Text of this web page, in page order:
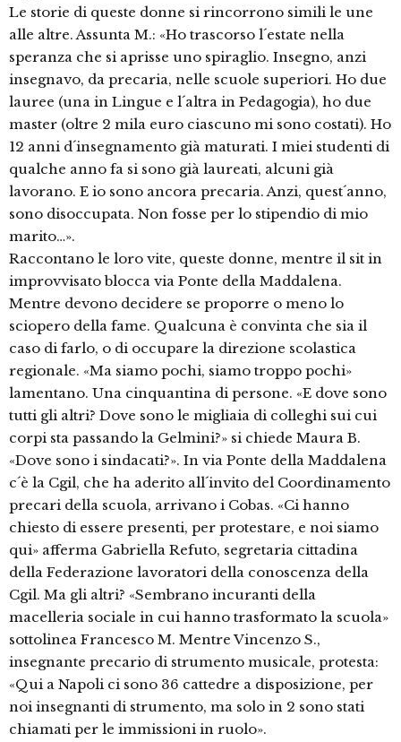
Le storie di queste donne si rincorrono simili le une
alle altre. Assunta M.: «Ho trascorso l´estate nella
speranza che si aprisse uno spiraglio. Insegno, anzi
insegnavo, da precaria, nelle scuole superiori. Ho due
lauree (una in Lingue e l´altra in Pedagogia), ho due
master (oltre 2 mila euro ciascuno mi sono costati). Ho
12 anni d´insegnamento già maturati. I miei studenti di
qualche anno fa si sono già laureati, alcuni già
lavorano. E io sono ancora precaria. Anzi, quest´anno,
sono disoccupata. Non fosse per lo stipendio di mio
marito…».
Raccontano le loro vite, queste donne, mentre il sit in
improvvisato blocca via Ponte della Maddalena.
Mentre devono decidere se proporre o meno lo
sciopero della fame. Qualcuna è convinta che sia il
caso di farlo, o di occupare la direzione scolastica
regionale. «Ma siamo pochi, siamo troppo pochi»
lamentano. Una cinquantina di persone. «E dove sono
tutti gli altri? Dove sono le migliaia di colleghi sui cui
corpi sta passando la Gelmini?» si chiede Maura B.
«Dove sono i sindacati?». In via Ponte della Maddalena
c´è la Cgil, che ha aderito all´invito del Coordinamento
precari della scuola, arrivano i Cobas. «Ci hanno
chiesto di essere presenti, per protestare, e noi siamo
qui» afferma Gabriella Refuto, segretaria cittadina
della Federazione lavoratori della conoscenza della
Cgil. Ma gli altri? «Sembrano incuranti della
macelleria sociale in cui hanno trasformato la scuola»
sottolinea Francesco M. Mentre Vincenzo S.,
insegnante precario di strumento musicale, protesta:
«Qui a Napoli ci sono 36 cattedre a disposizione, per
noi insegnanti di strumento, ma solo in 2 sono stati
chiamati per le immissioni in ruolo».